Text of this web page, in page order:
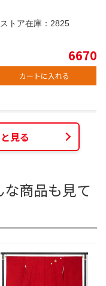
トア在庫： 2825
6670
カートに入れる
見る
商品も見て